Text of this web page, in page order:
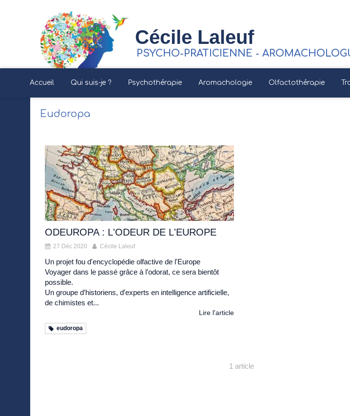
Cécile Laleuf
PSYCHO-PRATICIENNE -
Accueil Qui suis-je ? Psychothérapie Aromachologie Olfactothérapie
Eudoropa
ODEUROPA : L'ODEUR DE L'EUROPE
27 Déc 2020 Cécile Laleuf
Un projet fou d'encyclopédie olfactive de l'Europe
Voyager dans le passé grâce à l’odorat, ce sera bientôt
possible.
Un groupe d’historiens, d’experts en intelligence artificielle,
de chimistes et...
Lire l'article
eudoropa
1 article